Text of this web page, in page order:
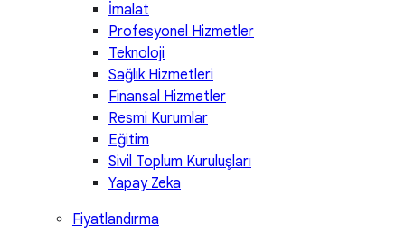
İmalat
Profesyonel Hizmetler
Teknoloji
Sağlık Hizmetleri
Finansal Hizmetler
Resmi Kurumlar
Eğitim
Sivil Toplum Kuruluşları
Yapay Zeka
Fiyatlandırma